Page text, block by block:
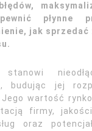
płynne
jak sprzedać
budując jej
Jego wartość
firmy,
oraz